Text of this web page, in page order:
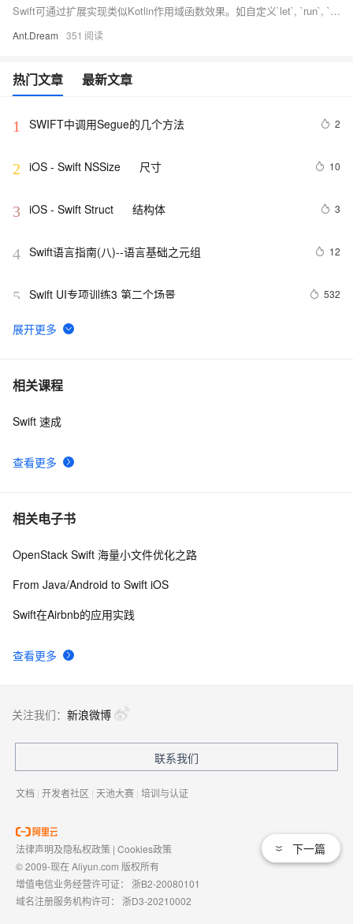
Swift可通过扩展实现类似Kotlin作用域函数效果。如自定义`let`, `run`, `with`, `apply`, `also`，增强代码可读性和简洁性。虽无直接内置支持，但利用Swift特性可达成相似功能。
Ant.Dream 351
热门文章 最新文章
1 SWIFT中调用Segue的几个方法 2
2 iOS - Swift NSSize      尺寸 10
3 iOS - Swift Struct      结构体 3
4 Swift语言指南(八)--语言基础之元组 12
5 Swift UI专项训练3 第二个场景 532
6 Swift学习（1）
7 Swift 元组(Tuples)介绍
8 Object-C---&gt;Swift之(三)nil合并运算符、范围运算符
9 《从零开始学Swift》学习笔记（Day 50）——扩展计算
10
相关课程
查看更多
Swift 速成
相关电子书
查看更多
OpenStack Swift 海量小文件优化之路
From Java/Android to Swift iOS
Swift在Airbnb的应用实践
下一篇
关注我们： 新浪微博
联系我们
文档 | 开发者社区 | 天池大赛 | 培训与认证
法律声明及隐私权政策 | Cookies政策
© 2009-现在 Aliyun.com 版权所有
增值电信业务经营许可证： 浙B2-20080101
域名注册服务机构许可： 浙D3-20210002